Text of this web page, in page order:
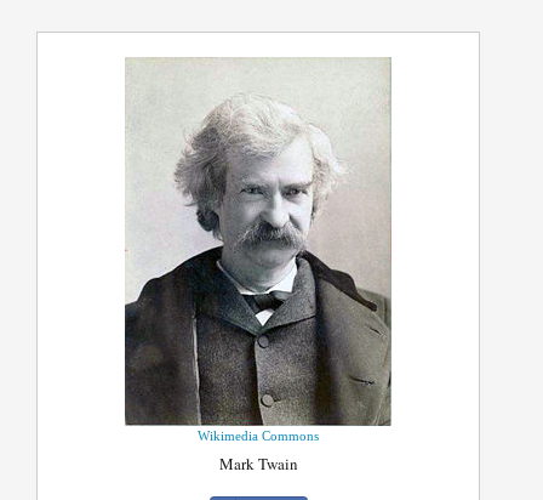
Wikimedia Commons
Mark Twain